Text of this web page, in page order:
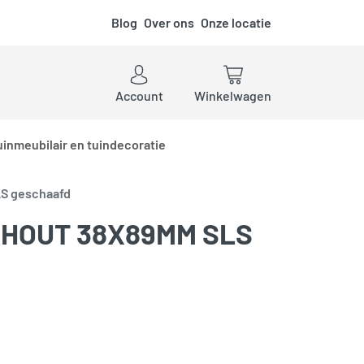
Blog Over ons Onze locatie
Account
Winkelwagen
en tuindecoratie
geschaafd
38X89MM SLS